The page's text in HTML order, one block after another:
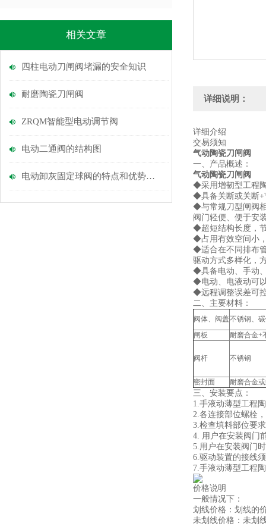
相关文章
四柱电动刀闸阀堵漏的安全知识
耐磨陶瓷刀闸阀
ZRQM智能型电动调节阀
电动二通阀的结构图
电动卸灰固定球阀的特点和优势你知道有哪些吗？
详细说明：
详细介绍
交易须知
气动陶瓷刀闸阀
一、产品概述：
气动陶瓷刀闸阀
◆采用增韧型工程
◆具备关断或关断+
◆与常规刀型闸阀
阀门轻便、便于安
◆超短结构长度，
◆占用有效空间小
◆适合在不同排布
驱动方式多样化，
◆具备电动、手动
◆电动、电液动可
◆远程调整误差可
二、主要材料：
阀体、阀盖不锈钢、
闸板
耐磨合金+
阀杆 不锈钢
密封面 耐磨合金
三、安装要点：
1.手液动薄型工程
2.各连接部位螺栓
3.检查填料部位要
4. 用户在安装阀门
5.用户在安装阀门
6.驱动装置的接线
7.手液动薄型工程
价格说明
一般情况下：
划线价格：划线的
未划线价格：未划